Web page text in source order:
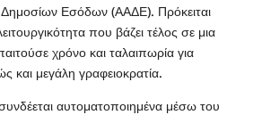
Εσόδων (ΑΑΔΕ). Πρόκειται
που βάζει τέλος σε μια
χρόνο και ταλαιπωρία για
και μεγάλη γραφειοκρατία.
αυτοματοποιημένα μέσω του